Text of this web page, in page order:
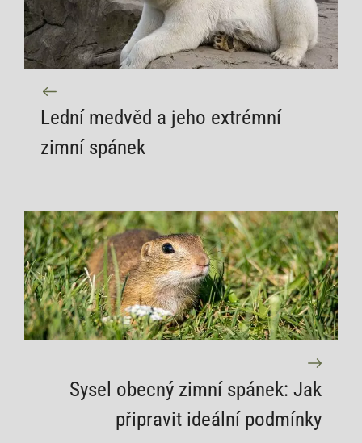
Lední medvěd a jeho extrémní
zimní spánek
Sysel obecný zimní spánek: Jak
připravit ideální podmínky